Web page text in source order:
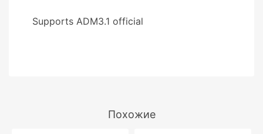
Supports ADM3.1 official
Похожие